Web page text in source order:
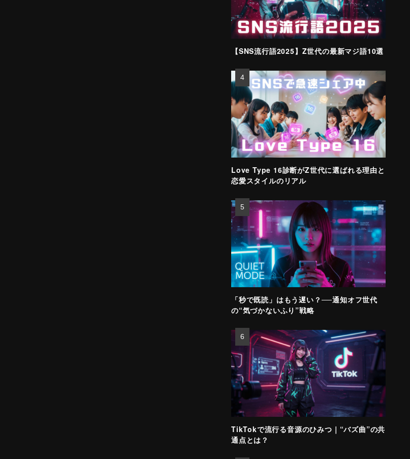
【SNS流行語2025】Z世代の最新マジ語10選
Love Type 16診断がZ世代に選ばれる理由と
恋愛スタイルのリアル
「秒で既読」はもう遅い？──通知オフ世代
の“気づかないふり”戦略
TikTokで流行る音源のひみつ｜“バズ曲”の共
通点とは？